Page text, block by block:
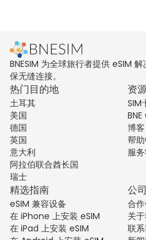
BNESIM 为全球旅行者提供 eSIM
保无缝连接。
热门目的地
土耳其
美国
德国
英国
意大利
阿拉伯联合酋长国
瑞士
资
SIM
博客
帮
服
精选指南
eSIM 兼容设备
在 iPhone 上安装 eSIM
在 iPad 上安装 eSIM
公司
合
关
联